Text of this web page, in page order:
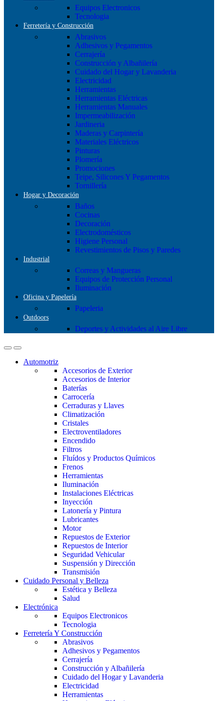
Equipos Electronicos
Tecnologia
Ferretería y Construcción
Abrasivos
Adhesivos y Pegamentos
Cerrajería
Construcción y Albañilería
Cuidado del Hogar y Lavanderia
Electricidad
Herramientas
Herramientas Eléctricas
Herramientas Manuales
Impermeabilización
Jardineria
Maderas y Carpintería
Materiales Eléctricos
Pinturas
Plomería
Promociones
Teipe, Silicones Y Pegamentos
Tornillería
Hogar y Decoración
Baños
Cocinas
Decoración
Electrodomésticos
Higiene Personal
Revestimientos de Pisos y Paredes
Industrial
Correas y Mangueras
Equipos de Protección Personal
Iluminación
Oficina y Papelería
Papeleria
Outdoors
Deportes y Actividades al Aire Libre
Automotriz
Accesorios de Exterior
Accesorios de Interior
Baterías
Carrocería
Cerraduras y Llaves
Climatización
Cristales
Electroventiladores
Encendido
Filtros
Fluídos y Productos Químicos
Frenos
Herramientas
Iluminación
Instalaciones Eléctricas
Inyección
Latonería y Pintura
Lubricantes
Motor
Repuestos de Exterior
Repuestos de Interior
Seguridad Vehicular
Suspensión y Dirección
Transmisión
Cuidado Personal y Belleza
Estética y Belleza
Salud
Electrónica
Equipos Electronicos
Tecnologia
Ferretería Y Construcción
Abrasivos
Adhesivos y Pegamentos
Cerrajería
Construcción y Albañilería
Cuidado del Hogar y Lavanderia
Electricidad
Herramientas